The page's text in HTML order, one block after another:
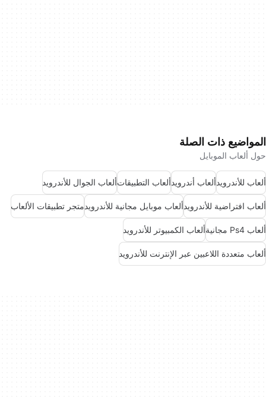
المواضيع ذات الصلة
حول ألعاب الموبايل
ألعاب للأندرويدألعاب أندرويدألعاب التطبيقاتألعاب الجوال للأندرويد
ألعاب افتراضية للأندرويدألعاب موبايل مجانية للأندرويدمتجر تطبيقات الألعاب
ألعاب Ps4 مجانية ألعاب الكمبيوتر للأندرويد
ألعاب متعددة اللاعبين عبر الإنترنت للأندرويد